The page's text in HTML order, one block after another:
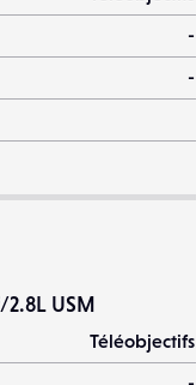
-
-
USM
Téléobjectifs